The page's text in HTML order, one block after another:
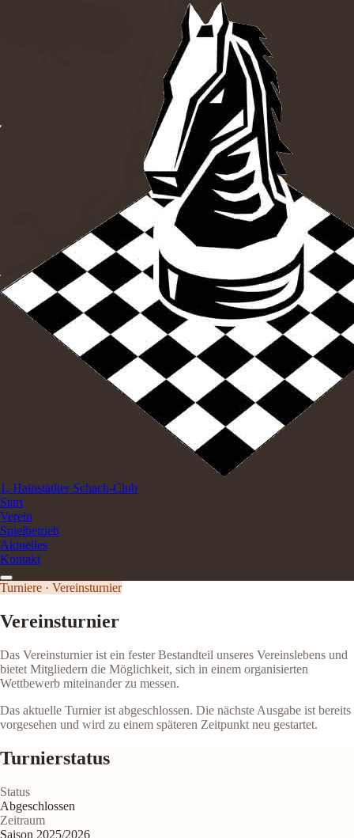
1. Hainstädter Schach-Club
Start
Verein
Spielbetrieb
Aktuelles
Kontakt
Turniere · Vereinsturnier
Vereinsturnier
Das Vereinsturnier ist ein fester Bestandteil unseres Vereinslebens und
bietet Mitgliedern die Möglichkeit, sich in einem organisierten
Wettbewerb miteinander zu messen.
Das aktuelle Turnier ist abgeschlossen. Die nächste Ausgabe ist bereits
vorgesehen und wird zu einem späteren Zeitpunkt neu gestartet.
Turnierstatus
Status
Abgeschlossen
Zeitraum
Saison 2025/2026